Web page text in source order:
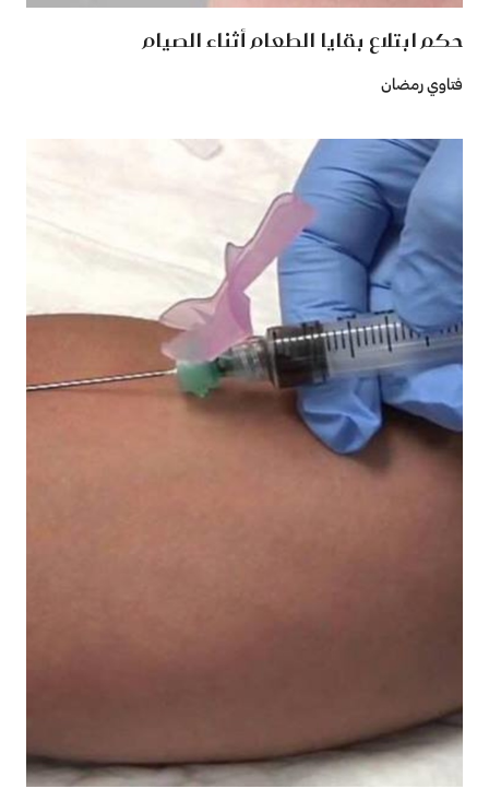
حكم ابتلاع بقايا الطعام أثناء الصيام
فتاوي رمضان